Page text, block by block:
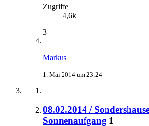
Zugriffe
4,6k
3
Markus
1. Mai 2014 um 23:24
08.02.2014 /
Sonnenaufgang 1